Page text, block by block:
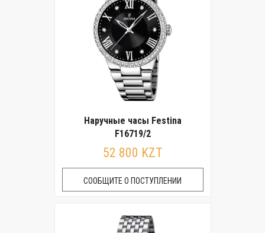
Наручные часы Festina
F16719/2
52 800 KZT
СООБЩИТЕ О ПОСТУПЛЕНИИ